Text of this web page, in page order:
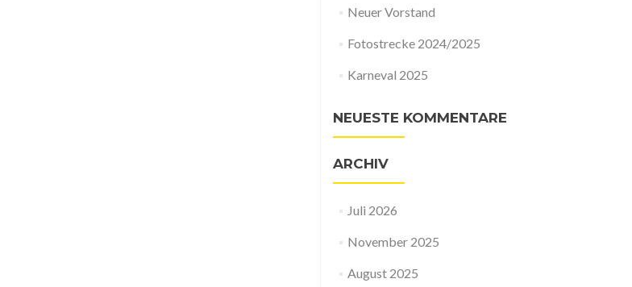
Neuer Vorstand
Fotostrecke 2024/2025
Karneval 2025
NEUESTE KOMMENTARE
ARCHIV
Juli 2026
November 2025
August 2025